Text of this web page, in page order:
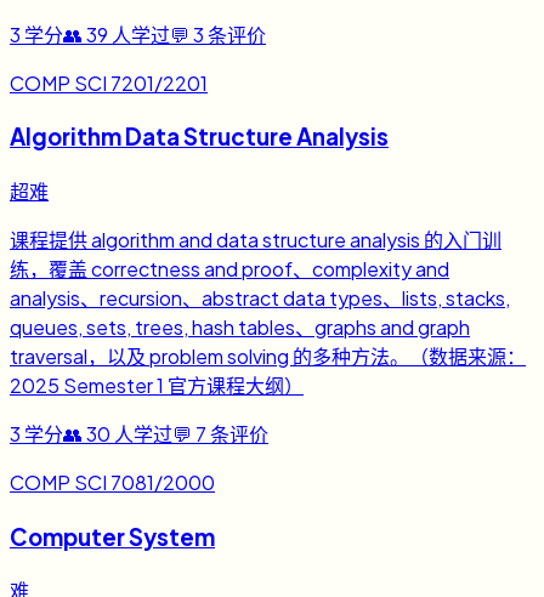
3 学分👥39 人学过💬 3条评价
COMP SCI 7201/2201
Algorithm Data Structure Analysis
超难
课程提供 algorithm and data structure analysis 的入门训
练，覆盖 correctness and proof、complexity and
analysis、recursion、abstract data types、lists, stacks,
queues, sets, trees, hash tables、graphs and graph
traversal，以及 problem solving 的多种方法。（数据来源：
2025 Semester 1 官方课程大纲）
3 学分👥30 人学过💬 7条评价
COMP SCI 7081/2000
Computer System
难